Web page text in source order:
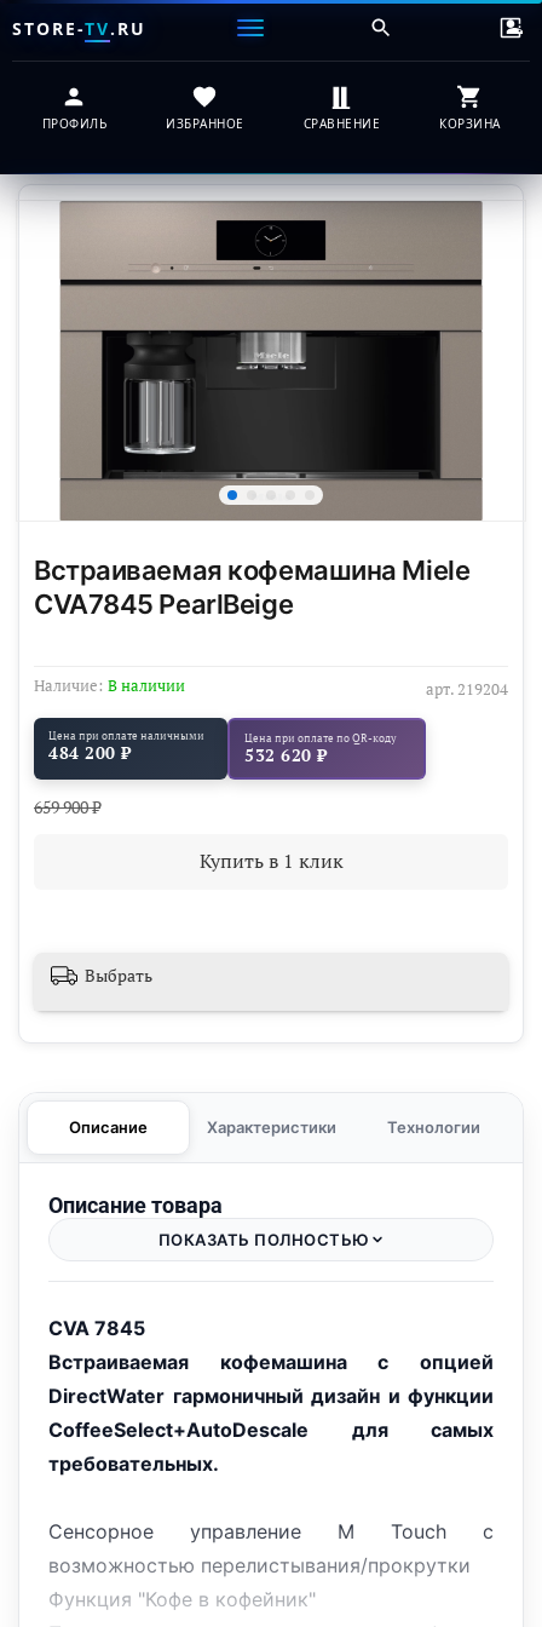
STORE-TV.RU
ПРОФИЛЬ ИЗБРАННОЕ СРАВНЕНИЕ КОРЗИНА
арт. 219204
Наличие: В наличии
Встраиваемая кофемашина Miele
CVA7845 PearlBeige
Цена при оплате наличными
484 200 ₽
Цена при оплате по QR-коду
532 620 ₽
659 900 ₽
Купить в 1 клик
Выбрать
Описание Характеристики Технологии
Описание товара
ПОКАЗАТЬ ПОЛНОСТЬЮ
CVA 7845
Встраиваемая кофемашина с опцией
DirectWater гармоничный дизайн и функции
CoffeeSelect+AutoDescale для самых
требовательных.
Сенсорное управление M Touch с
возможностью перелистывания/прокрутки
Функция "Кофе в кофейник"